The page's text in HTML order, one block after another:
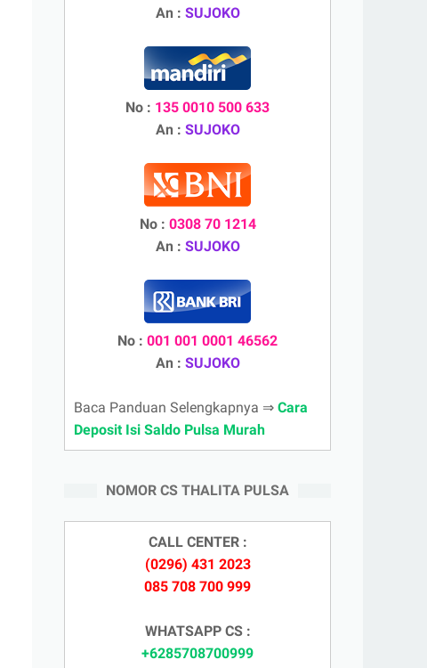
An : SUJOKO
No : 135 0010 500 633
An : SUJOKO
No : 0308 70 1214
An : SUJOKO
No : 001 001 0001 46562
An : SUJOKO
Baca Panduan Selengkapnya ⇒ Cara
Deposit Isi Saldo Pulsa Murah
NOMOR CS THALITA PULSA
CALL CENTER :
(0296) 431 2023
085 708 700 999
WHATSAPP CS :
+6285708700999